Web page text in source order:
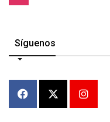
Síguenos